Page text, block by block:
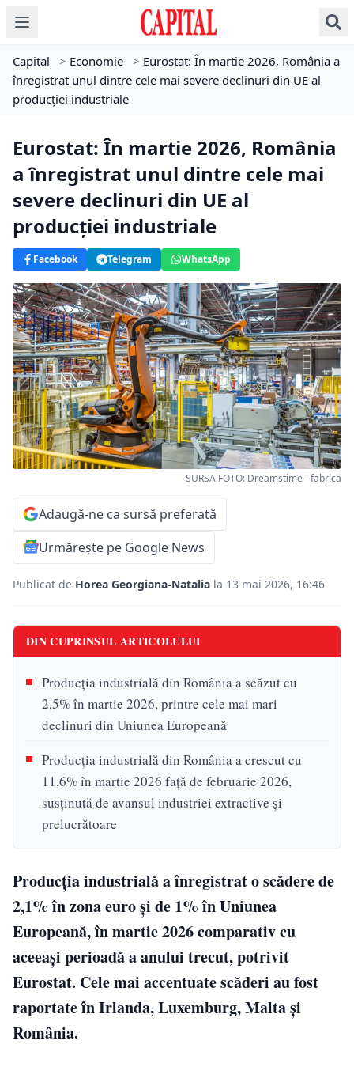
Capital > Economie > Eurostat: În martie 2026, România a
înregistrat unul dintre cele mai severe declinuri din UE al
producţiei industriale
Eurostat: În martie 2026, România
a înregistrat unul dintre cele mai
severe declinuri din UE al
producţiei industriale
Facebook Telegram WhatsApp
SURSA FOTO: Dreamstime - fabrică
Adaugă-ne ca sursă preferată
Urmărește pe Google News
Publicat de Horea Georgiana-Natalia la 13 mai 2026, 16:46
DIN CUPRINSUL ARTICOLULUI
Producția industrială din România a scăzut cu
2,5% în martie 2026, printre cele mai mari
declinuri din Uniunea Europeană
Producția industrială din România a crescut cu
11,6% în martie 2026 față de februarie 2026,
susținută de avansul industriei extractive și
prelucrătoare
Producția industrială a înregistrat o scădere de
2,1% în zona euro și de 1% în Uniunea
Europeană, în martie 2026 comparativ cu
aceeași perioadă a anului trecut, potrivit
Eurostat. Cele mai accentuate scăderi au fost
raportate în Irlanda, Luxemburg, Malta și
România.